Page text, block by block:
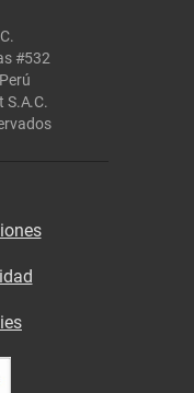
#532
S.A.C.